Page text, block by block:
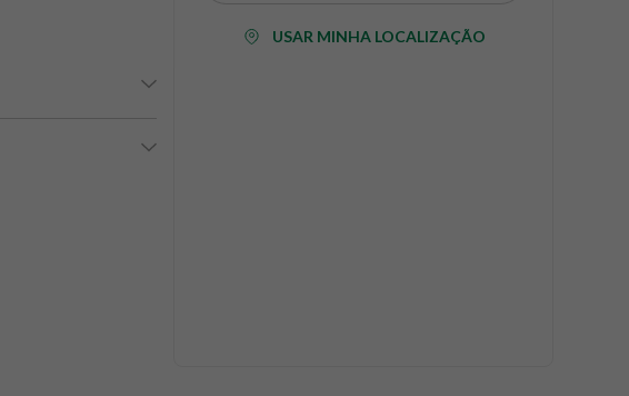
USAR MINHA LOCALIZAÇÃO